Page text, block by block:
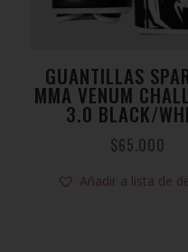
GUANTILLAS
MMA VENUM
3.0 BLACK/
$65.000
Añadir a lista de